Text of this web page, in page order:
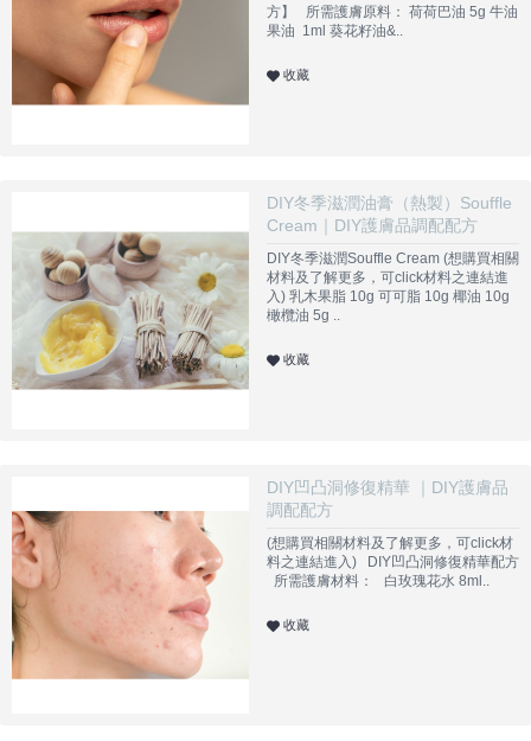
方】 所需護膚原料： 荷荷巴油 5g 牛油
果油 1ml 葵花籽油&..
收藏
DIY冬季滋潤油膏（熱製）Souffle
Cream｜DIY護膚品調配配方
DIY冬季滋潤Souffle Cream (想購買相關
材料及了解更多，可click材料之連結進
入) 乳木果脂 10g 可可脂 10g 椰油 10g
橄欖油 5g ..
收藏
DIY凹凸洞修復精華 ｜DIY護膚品
調配配方
(想購買相關材料及了解更多，可click材
料之連結進入) DIY凹凸洞修復精華配方
所需護膚材料： 白玫瑰花水 8ml..
收藏